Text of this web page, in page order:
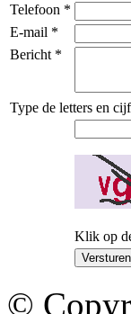
Telefoon *
E-mail *
Bericht *
Type de letters en
Klik op
Versturen
©